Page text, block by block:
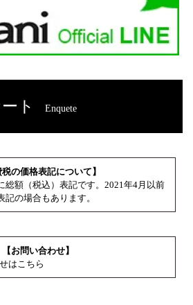
ト Enquete
税の価格表記について】
総額（税込）表記です。2021年4月以前
の場合もあります。
【お問い合わせ】
はこちら